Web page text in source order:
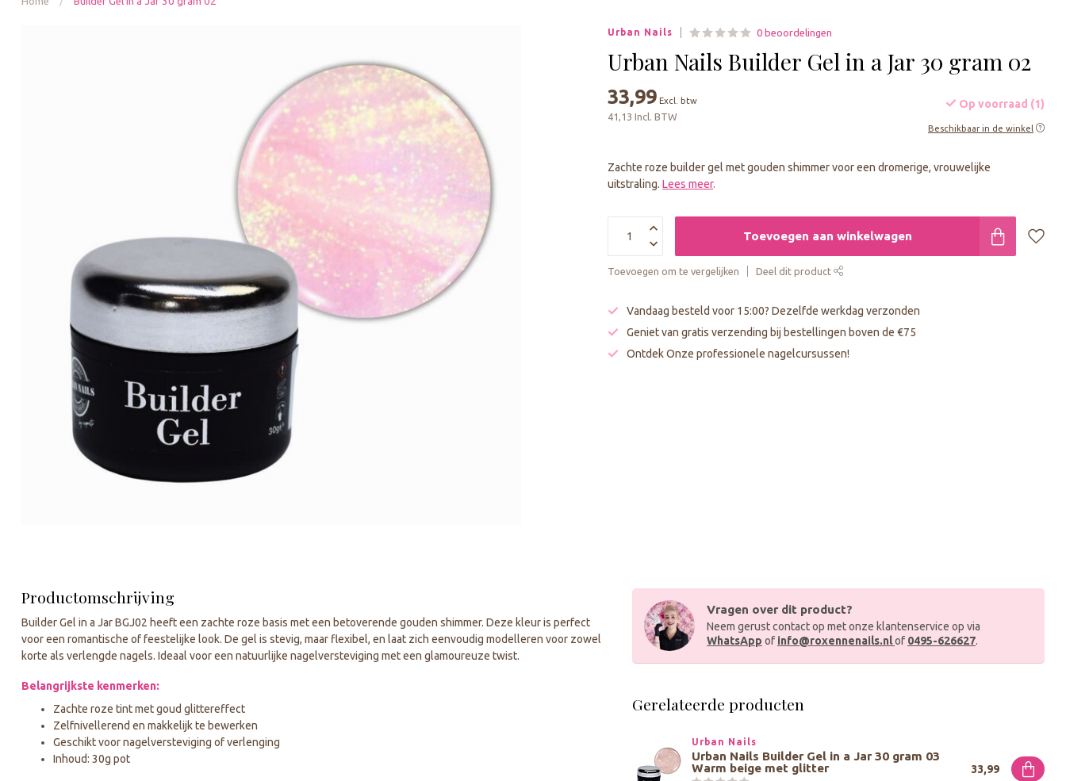
u
met
aanraaktoetsen
werkt,
kunt
touch-
en
swipetekens
gebruiken.
Urban Nails 0 beoordelingen
Urban Nails Builder Gel in a Jar 30 gram 02
33,99 Excl. btw
41,13 Incl. BTW
Op voorraad (1)
Beschikbaar in de winkel
Zachte roze builder gel met gouden shimmer voor een dromerige, vrouwelijke
uitstraling.Lees meer.
Toevoegen aan winkelwagen
Toevoegen om te vergelijken Deel dit product
Vandaag besteld voor 15:00? Dezelfde werkdag verzonden
Geniet van gratis verzending bij bestellingen boven de €75
Ontdek Onze professionele nagelcursussen!
Productomschrijving
Builder Gel in a Jar BGJ02 heeft een zachte roze basis met een betoverende gouden shimmer. Deze kleur is perfect
voor een romantische of feestelijke look. De gel is stevig, maar flexibel, en laat zich eenvoudig modelleren voor zowel
korte als verlengde nagels. Ideaal voor een natuurlijke nagelversteviging met een glamoureuze twist.
Belangrijkste kenmerken:
Zachte roze tint met goud glittereffect
Zelfnivellerend en makkelijk te bewerken
Geschikt voor nagelversteviging of verlenging
Inhoud: 30g pot
Vragen over dit product?
Neem gerust contact op met onze klantenservice op via
WhatsApp of info@roxennenails.nlof 0495-626627.
Gerelateerde producten
Urban Nails
Urban Nails Builder Gel in a Jar 30 gram 03
Warm beige met glitter
33,99